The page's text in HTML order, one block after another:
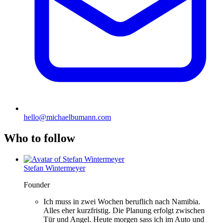
hello@michaelbumann.com
Who to follow
Stefan Wintermeyer
Founder
Ich muss in zwei Wochen beruflich nach Namibia.
Alles eher kurzfristig. Die Planung erfolgt zwischen
Tür und Angel. Heute morgen sass ich im Auto und